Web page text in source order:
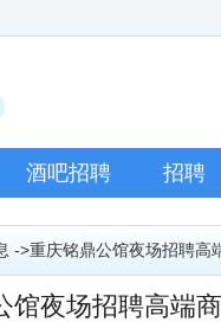
酒吧招聘 招聘
->重庆铭鼎公馆夜场招聘高
馆夜场招聘高端